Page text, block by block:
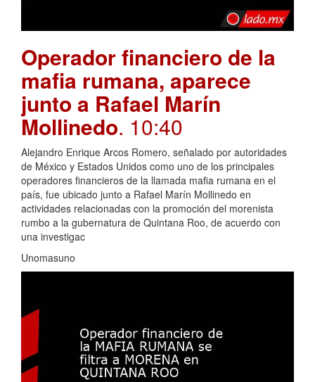
Operador financiero de la
mafia rumana, aparece
junto a Rafael Marín
Mollinedo. 10:40
Alejandro Enrique Arcos Romero, señalado por autoridades
de México y Estados Unidos como uno de los principales
operadores financieros de la llamada mafia rumana en el
país, fue ubicado junto a Rafael Marín Mollinedo en
actividades relacionadas con la promoción del morenista
rumbo a la gubernatura de Quintana Roo, de acuerdo con
una investigac
Unomasuno